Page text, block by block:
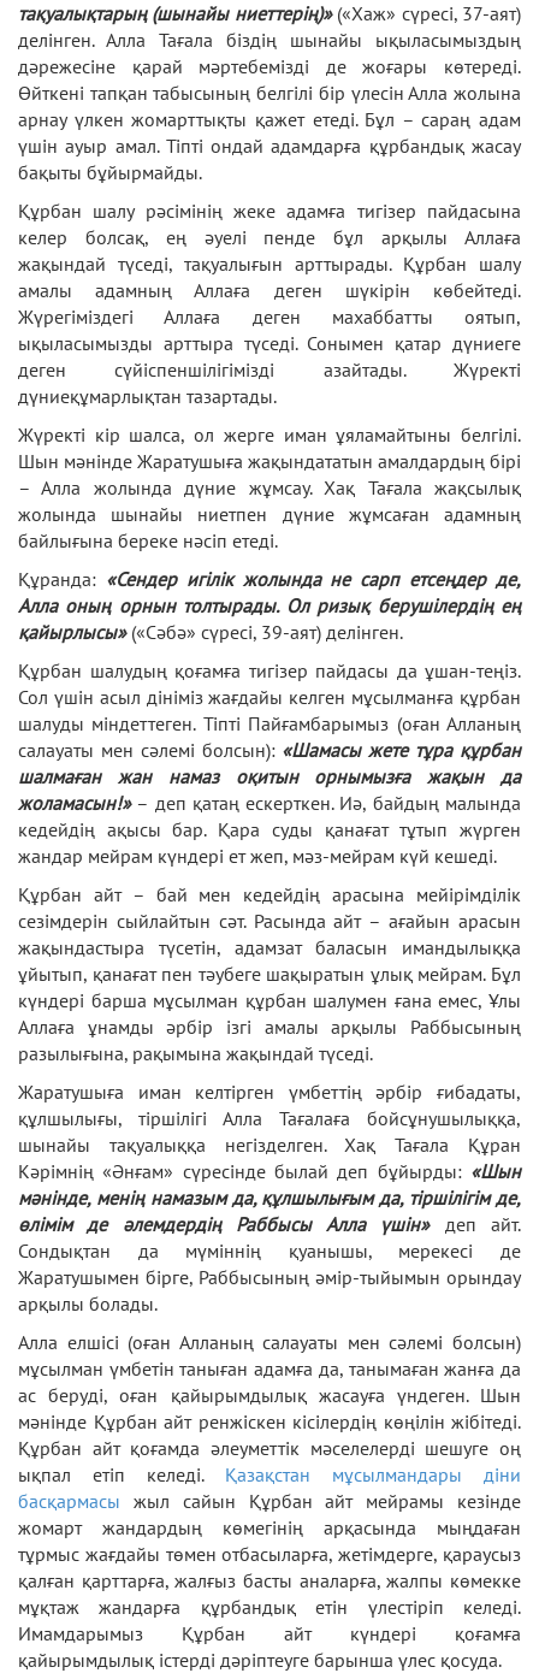
тақуалықтарың (шынайы ниеттерің)»(«Хаж» сүресі, 37-аят)
делінген. Алла Тағала біздің шынайы ықыласымыздың
дәрежесіне қарай мәртебемізді де жоғары көтереді.
Өйткені тапқан табысының белгілі бір үлесін Алла жолына
арнау үлкен жомарттықты қажет етеді. Бұл – сараң адам
үшін ауыр амал. Тіпті ондай адамдарға құрбандық жасау
бақыты бұйырмайды.
Құрбан шалу рәсімінің жеке адамға тигізер пайдасына
келер болсақ, ең әуелі пенде бұл арқылы Аллаға
жақындай түседі, тақуалығын арттырады. Құрбан шалу
амалы адамның Аллаға деген шүкірін көбейтеді.
Жүрегіміздегі Аллаға деген махаббатты оятып,
ықыласымызды арттыра түседі. Сонымен қатар дүниеге
деген сүйіспеншілігімізді азайтады. Жүректі
дүниеқұмарлықтан тазартады.
Жүректі кір шалса, ол жерге иман ұяламайтыны белгілі.
Шын мәнінде Жаратушыға жақындататын амалдардың бірі
– Алла жолында дүние жұмсау. Хақ Тағала жақсылық
жолында шынайы ниетпен дүние жұмсаған адамның
байлығына береке нәсіп етеді.
Құранда: «Сендер игілік жолында не сарп етсеңдер де,
Алла оның орнын толтырады. Ол ризық берушілердің ең
қайырлысы»(«Сәбә» сүресі, 39-аят) делінген.
Құрбан шалудың қоғамға тигізер пайдасы да ұшан-теңіз.
Сол үшін асыл дініміз жағдайы келген мұсылманға құрбан
шалуды міндеттеген. Тіпті Пайғамбарымыз (оған Алланың
салауаты мен сәлемі болсын): «Шамасы жете тұра құрбан
шалмаған жан намаз оқитын орнымызға жақын да
жоламасын!»– деп қатаң ескерткен. Иә, байдың малында
кедейдің ақысы бар. Қара суды қанағат тұтып жүрген
жандар мейрам күндері ет жеп, мәз-мейрам күй кешеді.
Құрбан айт – бай мен кедейдің арасына мейірімділік
сезімдерін сыйлайтын сәт. Расында айт – ағайын арасын
жақындастыра түсетін, адамзат баласын имандылыққа
ұйытып, қанағат пен тәубеге шақыратын ұлық мейрам. Бұл
күндері барша мұсылман құрбан шалумен ғана емес, Ұлы
Аллаға ұнамды әрбір ізгі амалы арқылы Раббысының
разылығына, рақымына жақындай түседі.
Жаратушыға иман келтірген үмбеттің әрбір ғибадаты,
құлшылығы, тіршілігі Алла Тағалаға бойсұнушылыққа,
шынайы тақуалыққа негізделген. Хақ Тағала Құран
Кәрімнің «Әнғам» сүресінде былай деп бұйырды: «Шын
мәнінде, менің намазым да, құлшылығым да, тіршілігім де,
өлімім де әлемдердің Раббысы Алла үшін»деп айт.
Сондықтан да мүміннің қуанышы, мерекесі де
Жаратушымен бірге, Раббысының әмір-тыйымын орындау
арқылы болады.
Алла елшісі (оған Алланың салауаты мен сәлемі болсын)
мұсылман үмбетін таныған адамға да, танымаған жанға да
ас беруді, оған қайырымдылық жасауға үндеген. Шын
мәнінде Құрбан айт ренжіскен кісілердің көңілін жібітеді.
Құрбан айт қоғамда әлеуметтік мәселелерді шешуге оң
ықпал етіп келеді. Қазақстан мұсылмандары діни
басқармасы жыл сайын Құрбан айт мейрамы кезінде
жомарт жандардың көмегінің арқасында мыңдаған
тұрмыс жағдайы төмен отбасыларға, жетімдерге, қараусыз
қалған қарттарға, жалғыз басты аналарға, жалпы көмекке
мұқтаж жандарға құрбандық етін үлестіріп келеді.
Имамдарымыз Құрбан айт күндері қоғамға
қайырымдылық істерді дәріптеуге барынша үлес қосуда.